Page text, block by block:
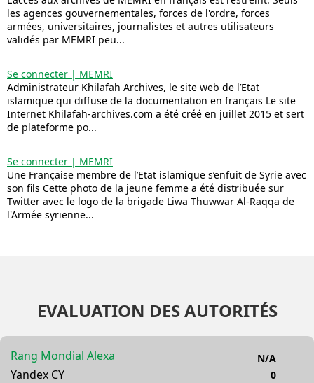
les agences gouvernementales, forces de l'ordre, forces
armées, universitaires, journalistes et autres utilisateurs
validés par MEMRI peu...
Se connecter | MEMRI
Administrateur Khilafah Archives, le site web de l’Etat
islamique qui diffuse de la documentation en français Le site
Internet Khilafah-archives.com a été créé en juillet 2015 et sert
de plateforme po...
Se connecter | MEMRI
Une Française membre de l’Etat islamique s’enfuit de Syrie avec
son fils Cette photo de la jeune femme a été distribuée sur
Twitter avec le logo de la brigade Liwa Thuwwar Al-Raqqa de
l'Armée syrienne...
EVALUATION DES AUTORITÉS
Rang Mondial Alexa
Yandex CY
N/A
0